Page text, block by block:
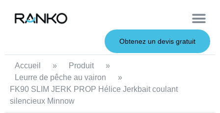
Obtenez un devis gratuit
Accueil » Produit
»
Leurre de pêche au vairon
»
FK90 SLIM JERK PROP Hélice Jerkbait coulant
silencieux Minnow